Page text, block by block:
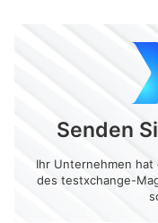
Senden
Ihr Unternehmen
des testxchange-